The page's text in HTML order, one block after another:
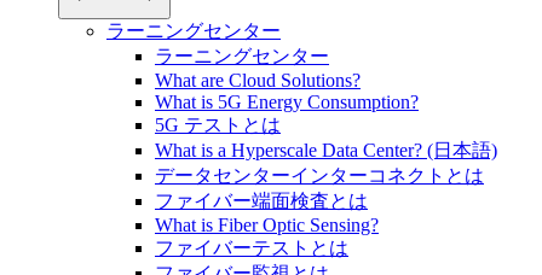
ラーニングセンター
ラーニングセンター
What are Cloud Solutions?
What is 5G Energy Consumption?
5G テストとは
What is a Hyperscale Data Center? (日本語)
データセンターインターコネクトとは
ファイバー端面検査とは
What is Fiber Optic Sensing?
ファイバーテストとは